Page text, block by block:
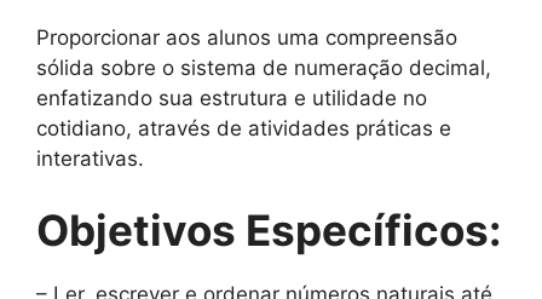
Proporcionar aos alunos uma compreensão
sólida sobre o sistema de numeração decimal,
enfatizando sua estrutura e utilidade no
cotidiano, através de atividades práticas e
interativas.
Objetivos Específicos: